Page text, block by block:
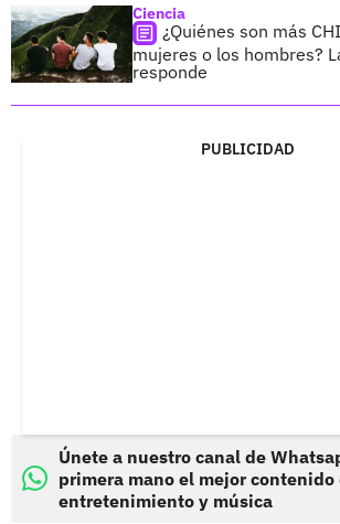
Ciencia
¿Quiénes son más
mujeres o los hombres?
responde
PUBLICIDAD
Únete a nuestro canal de
primera mano el mejor contenido
entretenimiento y música